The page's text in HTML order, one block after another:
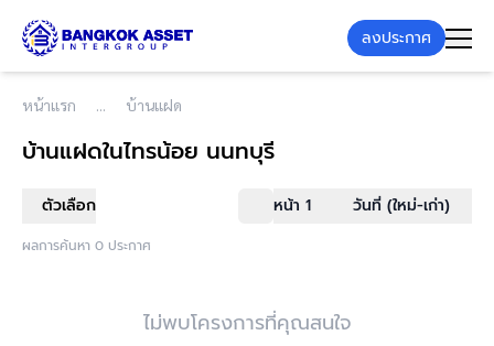
ลงประกาศ
หน้าแรก บ้านแฝด
บ้านแฝดในไทรน้อย นนทบุรี
ตัวเลือก หน้า 1 วันที่ (ใหม่-เก่า)
ผลการค้นหา 0 ประกาศ
ไม่พบโครงการที่คุณสนใจ